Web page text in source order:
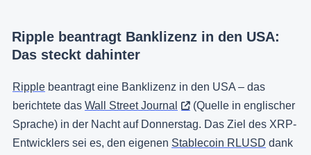
Ripple beantragt Banklizenz in den USA:
Das steckt dahinter
Ripple beantragt eine Banklizenz in den USA – das
berichtete das Wall Street Journal
(Quelle in englischer
Sprache) in der Nacht auf Donnerstag. Das Ziel des XRP-
Entwicklers sei es, den eigenen Stablecoin RLUSD dank